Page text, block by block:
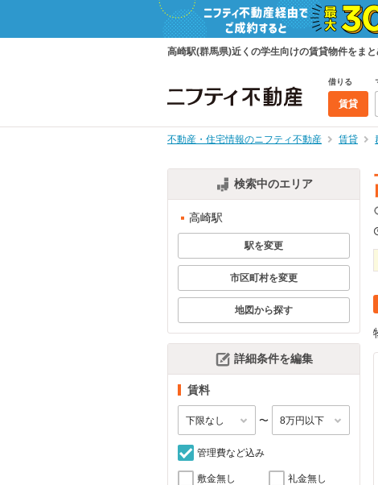
高崎駅(群馬県)近くの学生向けの賃貸物件をま
借りる
賃貸
不動産・住宅情報のニフティ不動産 賃貸
検索中のエリア
高崎駅
駅を変更
市区町村を変更
地図から探す
詳細条件を編集
賃料
〜
管理費など込み
敷金無し 礼金無し